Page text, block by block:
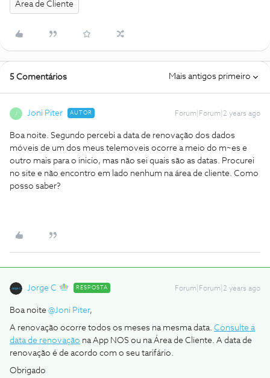
Área de Cliente
5 Comentários Mais antigos primeiro
Joni Piter AUTOR Forum|Forum|2 years ago
Boa noite. Segundo percebi a data de renovação dos dados
móveis de um dos meus telemoveis ocorre a meio do m~es e
outro mais para o inicio, mas não sei quais são as datas. Procurei
no site e não encontro em lado nenhum na área de cliente. Como
posso saber?
Jorge C RESPOSTA Forum|Forum|2 years ago
Boa noite @Joni Piter,
A renovação ocorre todos os meses na mesma data. Consulte a
data de renovação na App NOS ou na Área de Cliente. A data de
renovação é de acordo com o seu tarifário.
Obrigado